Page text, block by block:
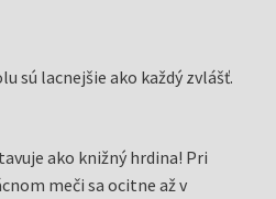
sú lacnejšie ako každý zvlášť.
ako knižný hrdina! Pri
meči sa ocitne až v